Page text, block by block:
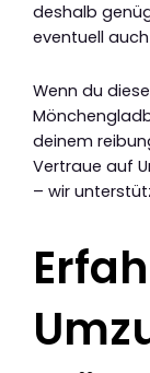
deshalb
eventuell
Wenn du
deinem
Vertraue auf
– wir